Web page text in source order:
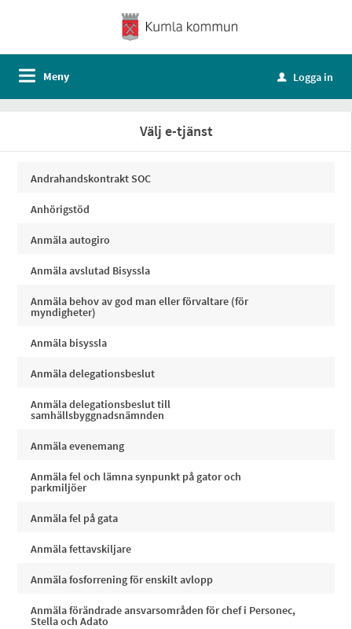
Meny u Logga in
Välj e-tjänst
Andrahandskontrakt SOC
Anhörigstöd
Anmäla autogiro
Anmäla avslutad Bisyssla
Anmäla behov av god man eller förvaltare (för
myndigheter)
Anmäla bisyssla
Anmäla delegationsbeslut
Anmäla delegationsbeslut till
samhällsbyggnadsnämnden
Anmäla evenemang
Anmäla fel och lämna synpunkt på gator och
parkmiljöer
Anmäla fel på gata
Anmäla fettavskiljare
Anmäla fosforrening för enskilt avlopp
Anmäla förändrade ansvarsområden för chef i Personec,
Stella och Adato